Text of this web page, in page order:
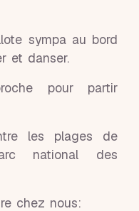
sympa au bord
et danser.
pour partir
les plages de
national des
chez nous: